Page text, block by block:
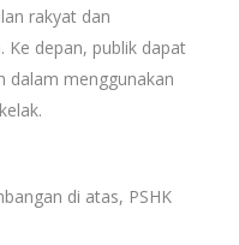
rakyat dan
Ke depan, publik dapat
dalam menggunakan
di atas, PSHK